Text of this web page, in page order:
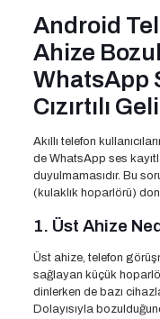
Android
Ahize
WhatsApp
Cızırtılı
Akıllı telefon
de WhatsApp ses
duyulmamasıdır. Bu
(kulaklık hoparlörü)
1. Üst Ahize
Üst ahize, telefon
sağlayan küçük
dinlerken de bazı
Dolayısıyla